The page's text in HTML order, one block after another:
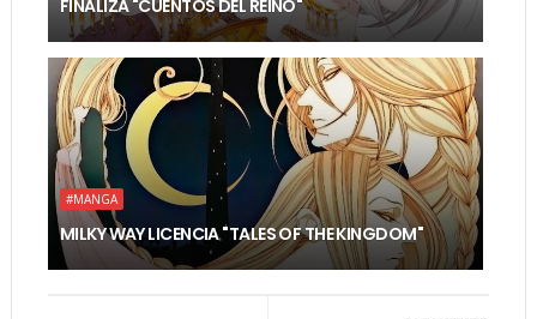
FINALIZA "CUENTOS DEL REINO"
#MANGA
MILKY WAY LICENCIA "TALES OF THE KINGDOM"